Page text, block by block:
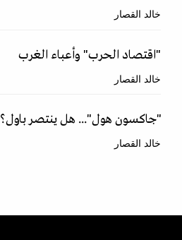
خالد القصار
"اقتصاد الحرب" وأعباء الغرب
خالد القصار
"جاكسون هول"... هل ينتصر باول؟
خالد القصار